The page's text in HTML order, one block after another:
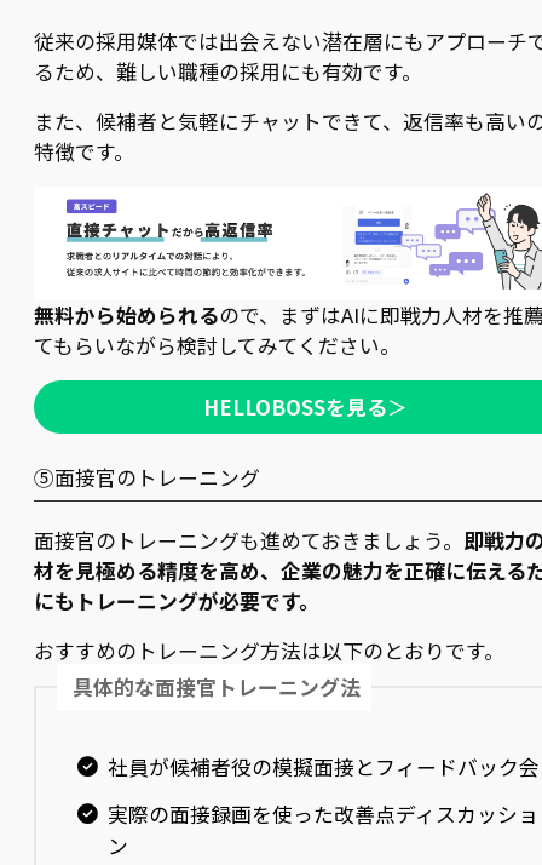
従来の採用媒体では出会えない潜在層にもアプローチ
るため、難しい職種の採用にも有効です。
また、候補者と気軽にチャットできて、返信率も高い
特徴です。
無料から始められるので、まずはAIに即戦力人材を推
てもらいながら検討してみてください。
HELLOBOSSを見る＞
⑤面接官のトレーニング
面接官のトレーニングも進めておきましょう。 即戦力
材を見極める精度を高め、企業の魅力を正確に伝える
にもトレーニングが必要です。
おすすめのトレーニング方法は以下のとおりです。
具体的な面接官トレーニング法
社員が候補者役の模擬面接とフィードバック会
実際の面接録画を使った改善点ディスカッショ
ン